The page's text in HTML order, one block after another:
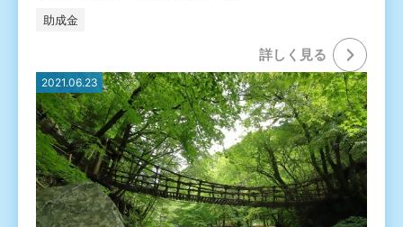
助成金
詳しく⾒る
2021.06.23